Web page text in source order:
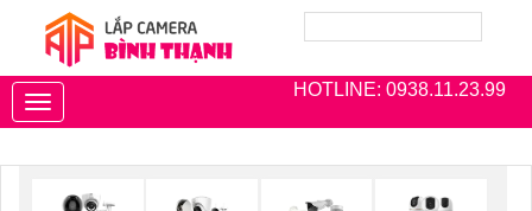
HOTLINE: 0938.11.23.99
Toggle
navigation